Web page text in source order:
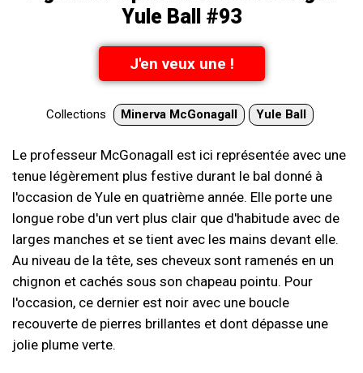
Yule Ball #93
J'en veux une !
Collections Minerva McGonagall Yule Ball
Le professeur McGonagall est ici représentée avec une
tenue légèrement plus festive durant le bal donné à
l'occasion de Yule en quatrième année. Elle porte une
longue robe d'un vert plus clair que d'habitude avec de
larges manches et se tient avec les mains devant elle.
Au niveau de la tête, ses cheveux sont ramenés en un
chignon et cachés sous son chapeau pointu. Pour
l'occasion, ce dernier est noir avec une boucle
recouverte de pierres brillantes et dont dépasse une
jolie plume verte.